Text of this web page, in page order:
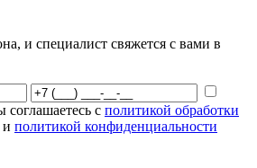
и специалист свяжется с вами в
с политикой обработки
и политикой конфиденциальности